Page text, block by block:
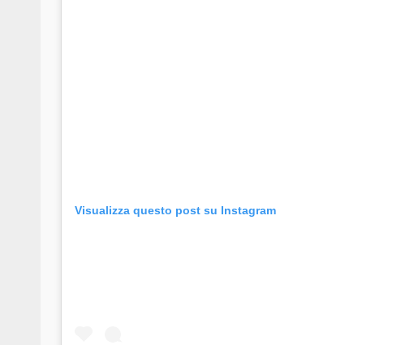
Visualizza questo post su Instagram